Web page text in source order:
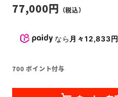
77,000
なら 月々12,833円
700 ポイント付与